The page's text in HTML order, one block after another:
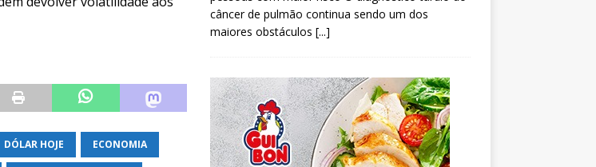
DÓLAR HOJE ECONOMIA
câncer de pulmão continua sendo um dos
maiores obstáculos [...]